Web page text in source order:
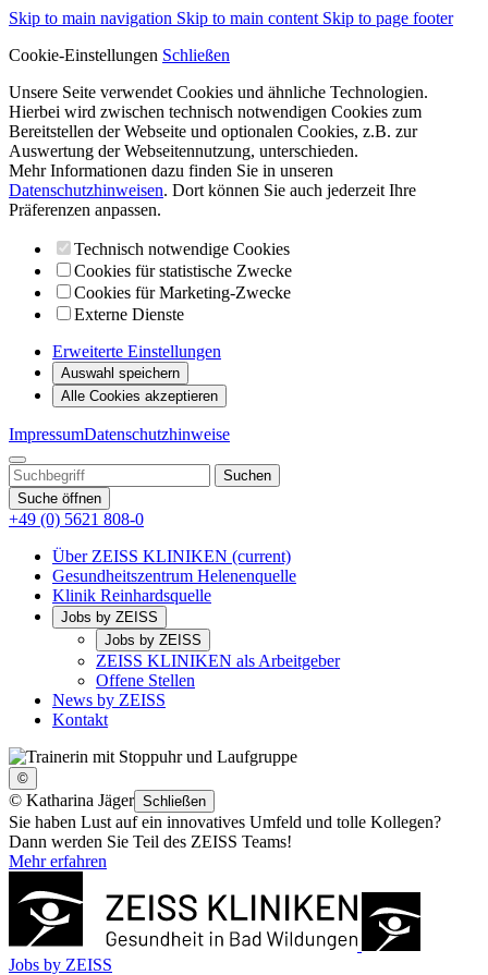
Skip to main navigation Skip to main content Skip to page footer
Cookie-Einstellungen Schließen
Unsere Seite verwendet Cookies und ähnliche Technologien.
Hierbei wird zwischen technisch notwendigen Cookies zum
Bereitstellen der Webseite und optionalen Cookies, z.B. zur
Auswertung der Webseitennutzung, unterschieden.
Mehr Informationen dazu finden Sie in unseren
Datenschutzhinweisen. Dort können Sie auch jederzeit Ihre
Präferenzen anpassen.
Technisch notwendige Cookies
Cookies für statistische Zwecke
Cookies für Marketing-Zwecke
Externe Dienste
Erweiterte Einstellungen
Auswahl speichern
Alle Cookies akzeptieren
ImpressumDatenschutzhinweise
Suche öffnen
+49 (0) 5621 808-0
Über ZEISS KLINIKEN (current)
Gesundheitszentrum Helenenquelle
Klinik Reinhardsquelle
Jobs by ZEISS
Jobs by ZEISS
ZEISS KLINIKEN als Arbeitgeber
Offene Stellen
News by ZEISS
Kontakt
©
© Katharina Jäger Schließen
Sie haben Lust auf ein innovatives Umfeld und tolle Kollegen?
Dann werden Sie Teil des ZEISS Teams!
Mehr erfahren
Jobs by ZEISS